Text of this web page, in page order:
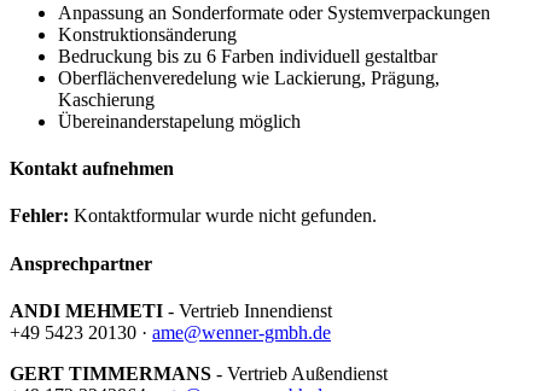
Anpassung an Sonderformate oder Systemverpackungen
Konstruktionsänderung
Bedruckung bis zu 6 Farben individuell gestaltbar
Oberflächenveredelung wie Lackierung, Prägung,
Kaschierung
Übereinanderstapelung möglich
Kontakt aufnehmen
Fehler: Kontaktformular wurde nicht gefunden.
Ansprechpartner
ANDI MEHMETI - Vertrieb Innendienst
+49 5423 20130 · ame@wenner-gmbh.de
GERT TIMMERMANS - Vertrieb Außendienst